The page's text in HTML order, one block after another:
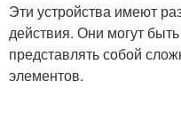
Эти устройства имеют
действия. Они могут
представлять собой
элементов.